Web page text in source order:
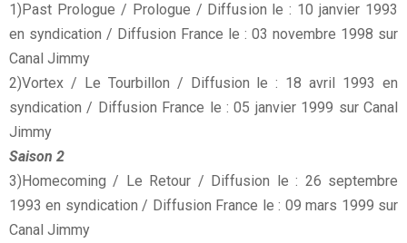
1)Past Prologue / Prologue / Diffusion le : 10 janvier 1993
en syndication / Diffusion France le : 03 novembre 1998 sur
Canal Jimmy
2)Vortex / Le Tourbillon / Diffusion le : 18 avril 1993 en
syndication / Diffusion France le : 05 janvier 1999 sur Canal
Jimmy
Saison 2
3)Homecoming / Le Retour / Diffusion le : 26 septembre
1993 en syndication / Diffusion France le : 09 mars 1999 sur
Canal Jimmy